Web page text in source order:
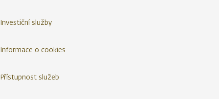
Investiční služby
Informace o cookies
Přístupnost služeb